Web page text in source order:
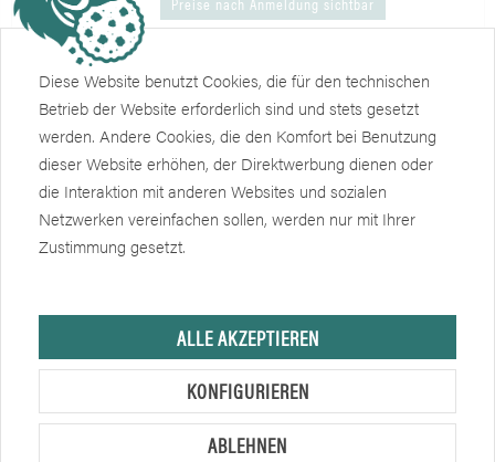
Merken
Gewebe-Klebeband
38mmx25m, rot
Artikel Nr.: 1537-1-38
Preise nach Anmeldung sichtbar
Merken
weiß
50mm x 25m
Artikel Nr.: 1535-50
Preise nach Anmeldung sichtbar
Diese Website benutzt Cookies, die für den technischen
Betrieb der Website erforderlich sind und stets gesetzt
werden. Andere Cookies, die den Komfort bei Benutzung
dieser Website erhöhen, der Direktwerbung dienen oder
die Interaktion mit anderen Websites und sozialen
Netzwerken vereinfachen sollen, werden nur mit Ihrer
Zustimmung gesetzt.
ALLE AKZEPTIEREN
KONFIGURIEREN
ABLEHNEN